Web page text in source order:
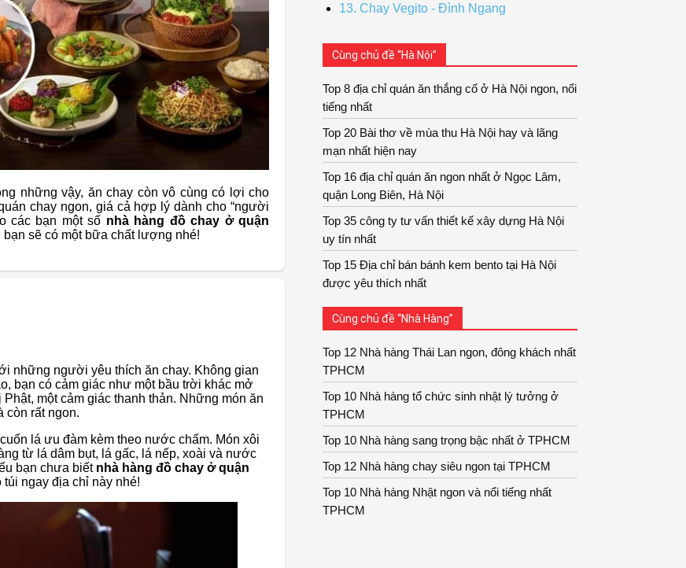
những vậy, ăn chay còn vô cùng có lợi cho
chay ngon, giá cả hợp lý dành cho “người
các bạn một số nhà hàng đồ chay ở quận
sẽ có một bữa chất lượng nhé!
những người yêu thích ăn chay. Không gian
bạn có cảm giác như một bầu trời khác mở
một cảm giác thanh thản. Những món ăn
còn rất ngon.
lá ưu đàm kèm theo nước chấm. Món xôi
từ lá dâm bụt, lá gấc, lá nếp, xoài và nước
bạn chưa biết nhà hàng đồ chay ở quận
ngay địa chỉ này nhé!
13. Chay Vegito - Đình Ngang
Cùng chủ đề “Hà Nội”
Top 8 địa chỉ quán ăn thắng cố ở Hà Nội ngon, nổi
tiếng nhất
Top 20 Bài thơ về mùa thu Hà Nội hay và lãng
mạn nhất hiện nay
Top 16 địa chỉ quán ăn ngon nhất ở Ngọc Lâm,
quận Long Biên, Hà Nội
Top 35 công ty tư vấn thiết kế xây dựng Hà Nội
uy tín nhất
Top 15 Địa chỉ bán bánh kem bento tại Hà Nội
được yêu thích nhất
Cùng chủ đề “Nhà Hàng”
Top 12 Nhà hàng Thái Lan ngon, đông khách nhất
TPHCM
Top 10 Nhà hàng tổ chức sinh nhật lý tưởng ở
TPHCM
Top 10 Nhà hàng sang trọng bậc nhất ở TPHCM
Top 12 Nhà hàng chay siêu ngon tại TPHCM
Top 10 Nhà hàng Nhật ngon và nổi tiếng nhất
TPHCM